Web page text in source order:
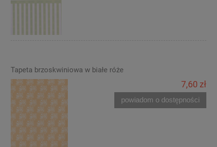
Tapeta brzoskwiniowa w białe róże
7,60 zł
powiadom o dostępności